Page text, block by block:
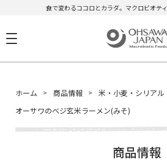
食で変わるココロとカラダ。マクロビオテ
ホーム 商品情報 米・小麦・シリアル
オーサワのベジ玄米ラーメン(みそ)
商品情報